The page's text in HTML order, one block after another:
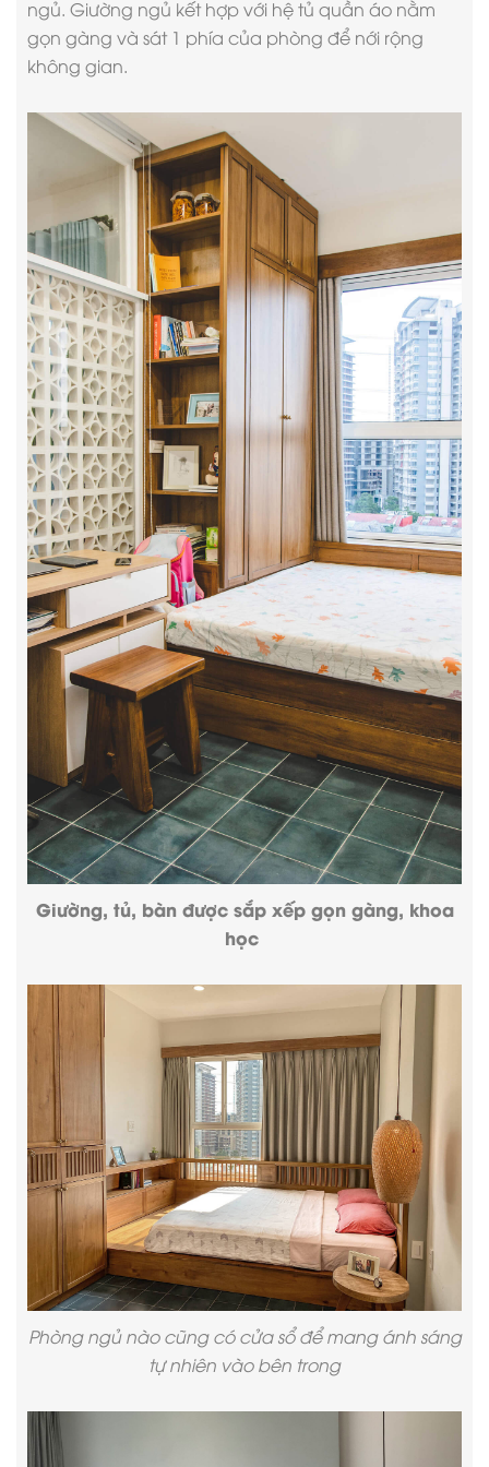
ngủ. Giường ngủ kết hợp với hệ tủ quần áo nằm
gọn gàng và sát 1 phía của phòng để nới rộng
không gian.
Giường, tủ, bàn được sắp xếp gọn gàng, khoa
học
Phòng ngủ nào cũng có cửa sổ để mang ánh sáng
tự nhiên vào bên trong